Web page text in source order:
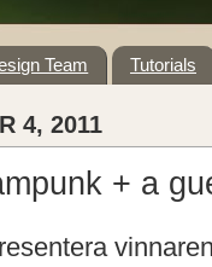
Team Tutorials
4, 2011
+ a